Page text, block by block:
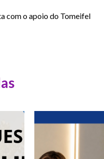
com o apoio do Tomeifel